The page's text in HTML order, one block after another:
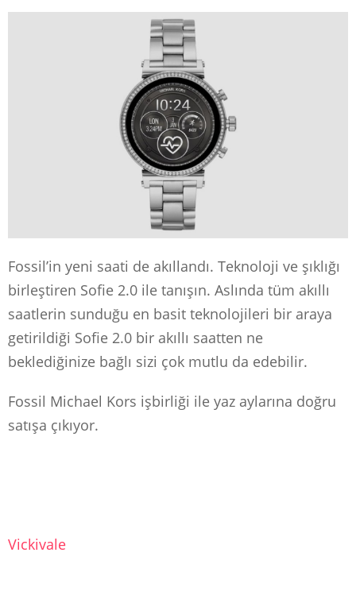
Fossil’in yeni saati de akıllandı. Teknoloji ve şıklığı
birleştiren Sofie 2.0 ile tanışın. Aslında tüm akıllı
saatlerin sunduğu en basit teknolojileri bir araya
getirildiği Sofie 2.0 bir akıllı saatten ne
beklediğinize bağlı sizi çok mutlu da edebilir.
Fossil Michael Kors işbirliği ile yaz aylarına doğru
satışa çıkıyor.
Vickivale